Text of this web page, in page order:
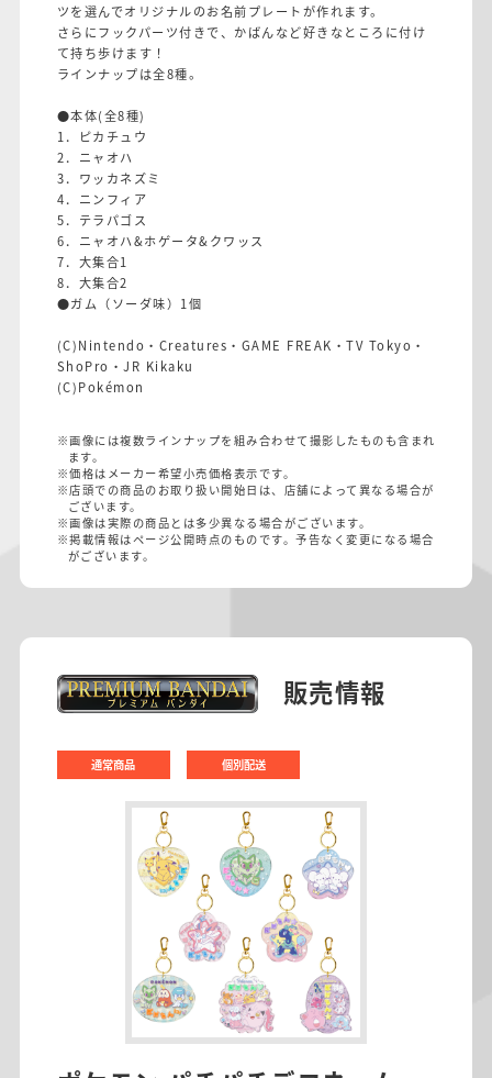
ツを選んでオリジナルのお名前プレートが作れます。
さらにフックパーツ付きで、かばんなど好きなところに付け
て持ち歩けます！
ラインナップは全8種。
●本体(全8種)
1．ピカチュウ
2．ニャオハ
3．ワッカネズミ
4．ニンフィア
5．テラパゴス
6．ニャオハ&ホゲータ&クワッス
7．大集合1
8．大集合2
●ガム（ソーダ味）1個
(C)Nintendo・Creatures・GAME FREAK・TV Tokyo・
ShoPro・JR Kikaku
(C)Pokémon
※画像には複数ラインナップを組み合わせて撮影したものも含まれ
ます。
※価格はメーカー希望小売価格表示です。
※店頭での商品のお取り扱い開始日は、店舗によって異なる場合が
ございます。
※画像は実際の商品とは多少異なる場合がございます。
※掲載情報はページ公開時点のものです。予告なく変更になる場合
がございます。
販売情報
通常商品 個別配送